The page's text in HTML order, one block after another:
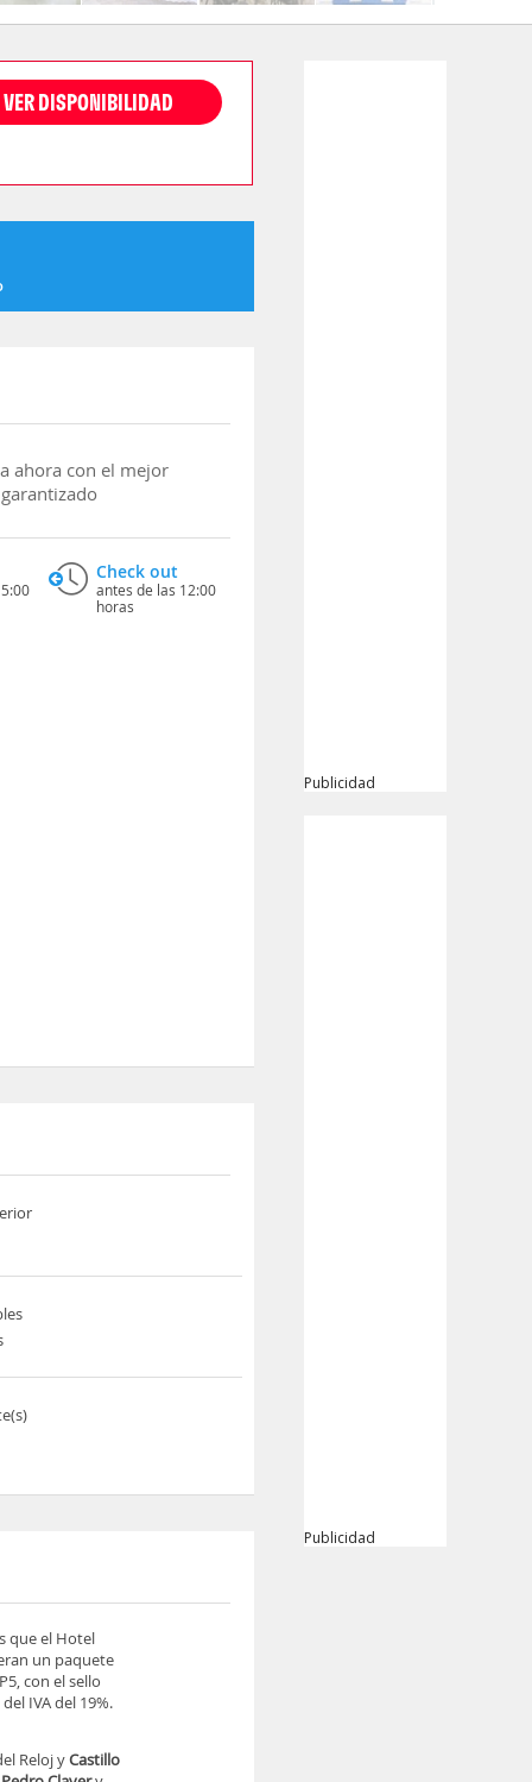
VER DISPONIBILIDAD
ahora con el mejor
Check out
antes de las 12:00
horas
que el Hotel
un paquete
con el sello
IVA del 19%.
Reloj yCastillo
Publicidad
Publicidad